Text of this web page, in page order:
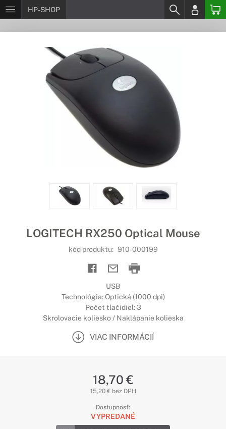
HP-SHOP
LOGITECH RX250 Optical Mouse
kód produktu: 910-000199
USB
Technológia: Optická (1000 dpi)
Počet tlačidiel: 3
Skrolovacie koliesko / Naklápanie kolieska
VIAC INFORMÁCIÍ
18,70 €
15,20 € bez DPH
Dostupnosť:
VYPREDANÉ